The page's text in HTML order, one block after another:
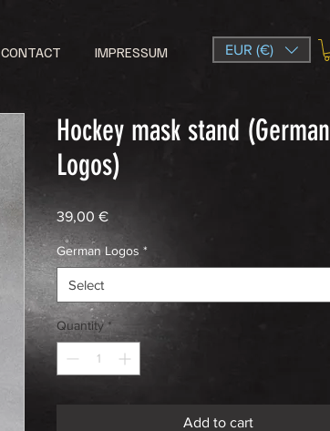
CONTACT IMPRESSUM EUR (€)
Hockey mask stand (German
Logos)
39,00 €Price
German Logos *
Select
Quantity *
Add to cart